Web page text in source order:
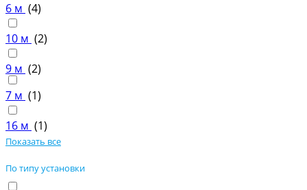
6 м (4)
10 м (2)
9 м (2)
7 м (1)
16 м (1)
Показать все
По типу установки